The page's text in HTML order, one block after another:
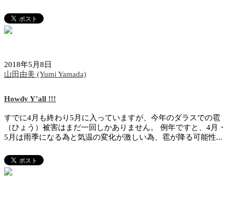
2018年5月8日
山田由美 (Yumi Yamada)
Howdy Y’all !!!
すでに4月も終わり5月に入っていますが、今年のダラスでの雹
（ひょう）被害はまだ一回しかありません。 例年ですと、4月・
5月は雨季になる為と気温の変化が激しい為、雹が降る可能性...